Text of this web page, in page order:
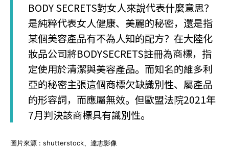
BODY SECRETS對女人來說代表什麼意思？
是純粹代表女人健康、美麗的秘密，還是指
某個美容產品有不為人知的配方？在大陸化
妝品公司將BODYSECRETS註冊為商標，指
定使用於清潔與美容產品。而知名的維多利
亞的秘密主張這個商標欠缺識別性、屬產品
的形容詞，而應屬無效。但歐盟法院2021年
7月判決該商標具有識別性。
圖片來源 : shutterstock、達志影像